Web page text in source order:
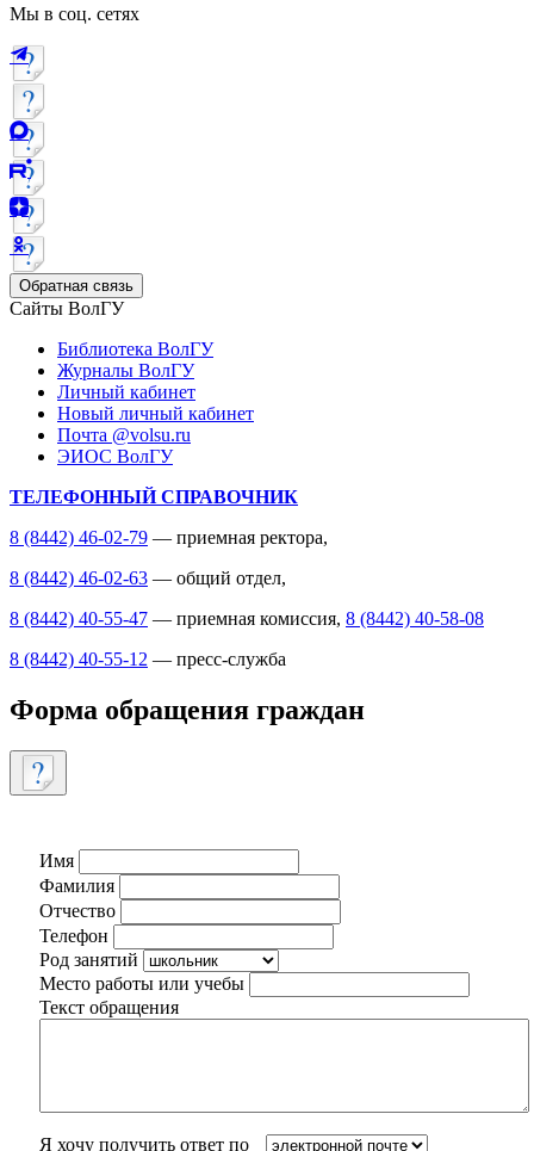
Мы в соц. сетях
Обратная связь
Сайты ВолГУ
Библиотека ВолГУ
Журналы ВолГУ
Личный кабинет
Новый личный кабинет
Почта @volsu.ru
ЭИОС ВолГУ
ТЕЛЕФОННЫЙ СПРАВОЧНИК
8 (8442) 46-02-79 — приемная ректора,
8 (8442) 46-02-63 — общий отдел,
8 (8442) 40-55-47 — приемная комиссия, 8 (8442) 40-58-08
8 (8442) 40-55-12 — пресс-служба
Форма обращения граждан
Имя
Фамилия
Отчество
Телефон
Род занятий
Место работы или учебы
Текст обращения
Я хочу получить ответ по